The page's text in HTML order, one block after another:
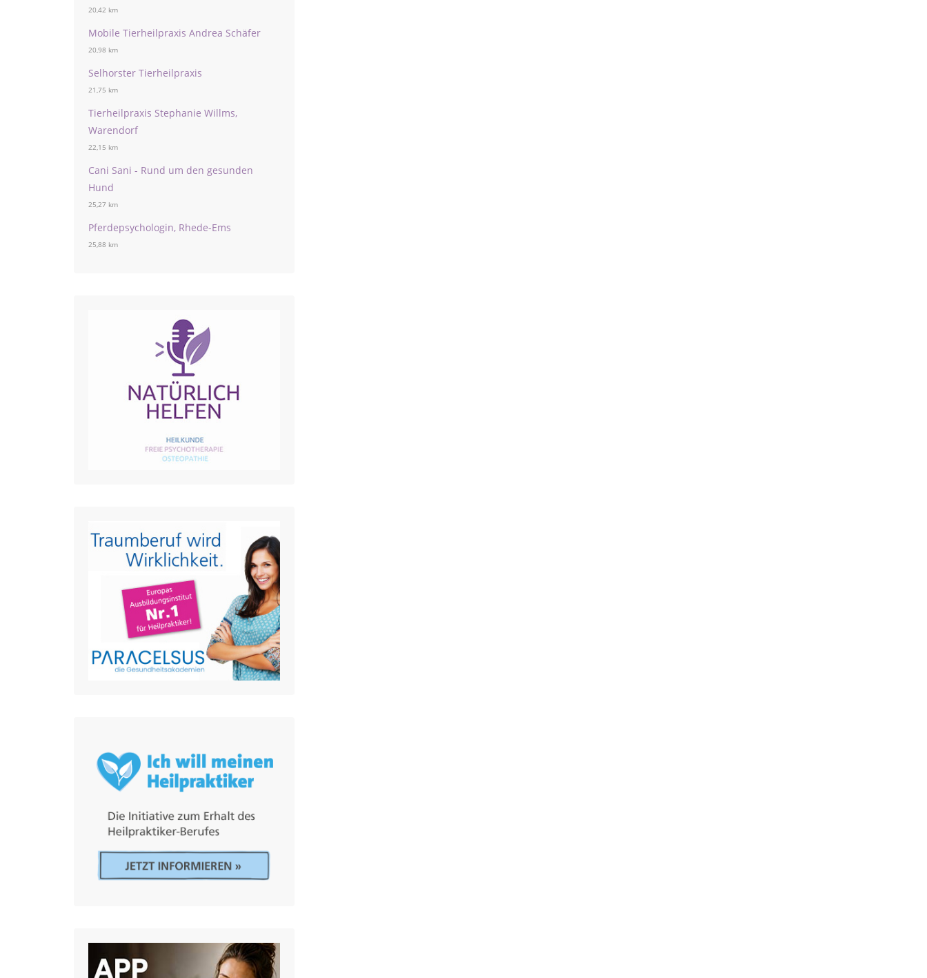
20,42 km
Mobile Tierheilpraxis Andrea Schäfer
20,98 km
Selhorster Tierheilpraxis
21,75 km
Tierheilpraxis Stephanie Willms,
Warendorf
22,15 km
Cani Sani - Rund um den gesunden
Hund
25,27 km
Pferdepsychologin, Rhede-Ems
25,88 km